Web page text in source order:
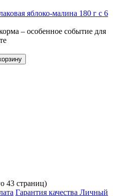
яблоко-малина 180 г с 6
– особенное событие для
43 страниц)
Гарантия качества Личный